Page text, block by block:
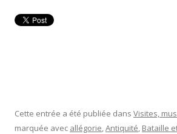
Cette entrée a été publiée dans Visites,
marquée avec allégorie,Antiquité, Bataille